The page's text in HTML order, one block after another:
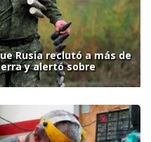
Rusia reclutó a más de
y alertó sobre